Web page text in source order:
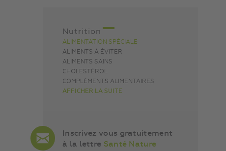
Nutrition
ALIMENTATION SPÉCIALE
ALIMENTS À ÉVITER
ALIMENTS SAINS
CHOLESTÉROL
COMPLÉMENTS ALIMENTAIRES
AFFICHER LA SUITE
Inscrivez vous gratuitement
à la lettre Santé Nature